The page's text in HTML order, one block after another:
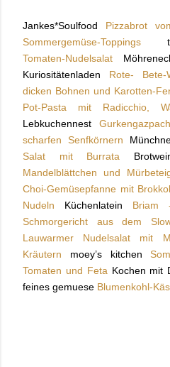
Jankes*Soulfood Pizzabrot
Sommergemüse-Toppings
Tomaten-Nudelsalat
Kuriositätenladen Rote-
dicken Bohnen und Karotten-
Pot-Pasta mit Radicchio,
Lebkuchennest
scharfen Senfkörnern
Salat mit Burrata
Mandelblättchen und
Choi-Gemüsepfanne mit
Nudeln Küchenlatein Briam
Schmorgericht aus dem
Lauwarmer Nudelsalat mit
Kräutern moey’s kitchen
Tomaten und Feta Kochen mit
feines gemuese Blumenkohl-